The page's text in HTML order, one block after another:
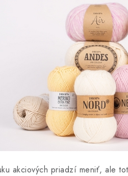
akciových priadzí meniť, ale